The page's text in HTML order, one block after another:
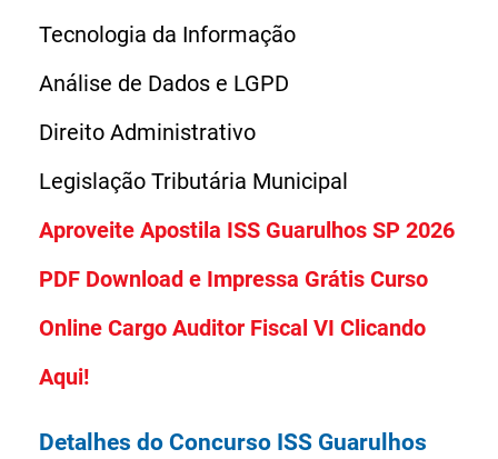
Tecnologia da Informação
Análise de Dados e LGPD
Direito Administrativo
Aproveite Apostila ISS Guarulhos SP 2026
PDF Download e Impressa Grátis Curso
Online Cargo Auditor Fiscal VI Clicando
Aqui!
Detalhes do Concurso ISS Guarulhos